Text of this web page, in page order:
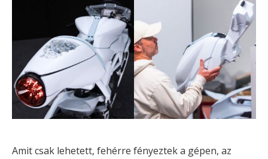
Amit csak lehetett, fehérre fényeztek a gépen, az